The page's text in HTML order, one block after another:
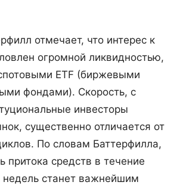
отмечает, что интерес к
огромной ликвидностью,
ETF (биржевыми
фондами). Скорость, с
инвесторы
существенно отличается от
По словам Баттерфилла,
притока средств в течение
станет важнейшим